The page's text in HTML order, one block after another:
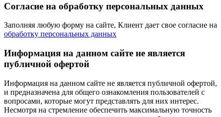
Согласие на обработку персональных данных
Заполняя любую форму на сайте, Клиент дает свое согласие на
обработку персональных данных
Информация на данном сайте не является
публичной офертой
Информация на данном сайте не является публичной офертой,
и предназначена для общего ознакомления пользователей с
вопросами, которые могут представлять для них интерес.
Несмотря на стремление обеспечить максимальную точность